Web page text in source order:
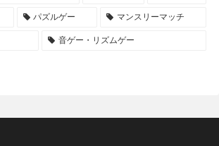
パズルゲー マンスリーマッチ
音ゲー・リズムゲー